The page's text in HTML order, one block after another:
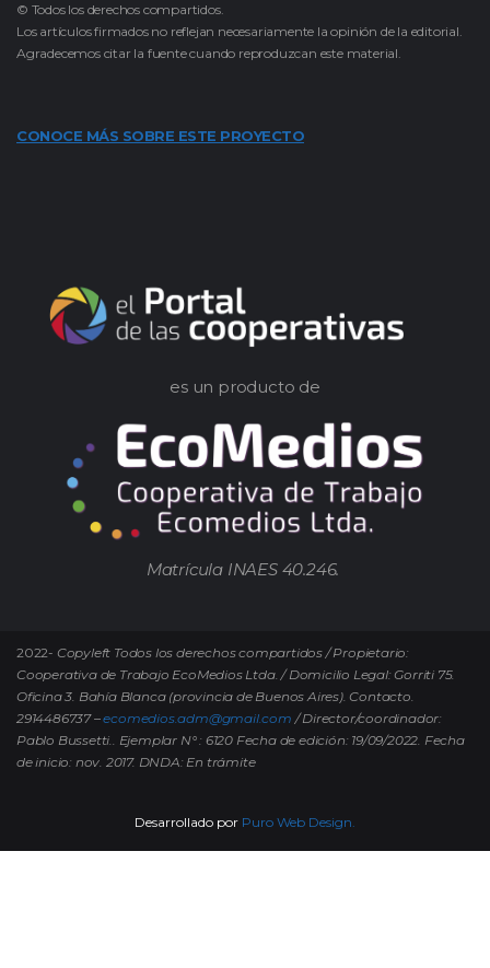
© Todos los derechos compartidos.
Los artículos firmados no reflejan necesariamente la opinión de la editorial.
Agradecemos citar la fuente cuando reproduzcan este material.
CONOCE MÁS SOBRE ESTE PROYECTO
es un producto de
Matrícula INAES 40.246.
2022- Copyleft Todos los derechos compartidos / Propietario:
Cooperativa de Trabajo EcoMedios Ltda. / Domicilio Legal: Gorriti 75.
Oficina 3. Bahía Blanca (provincia de Buenos Aires). Contacto.
2914486737 –ecomedios.adm@gmail.com / Director/coordinador:
Pablo Bussetti.. Ejemplar N° : 6120 Fecha de edición: 19/09/2022. Fecha
de inicio: nov. 2017. DNDA: En trámite
Desarrollado por Puro Web Design.